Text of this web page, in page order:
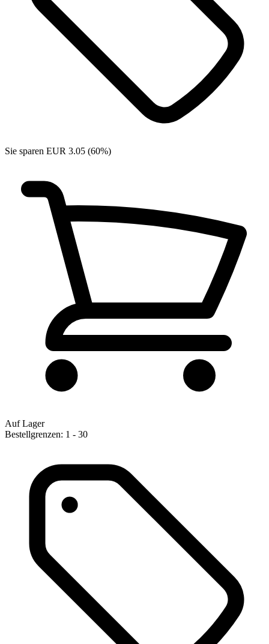
Sie sparen EUR 3.05 (60%)
Auf Lager
Bestellgrenzen: 1 - 30